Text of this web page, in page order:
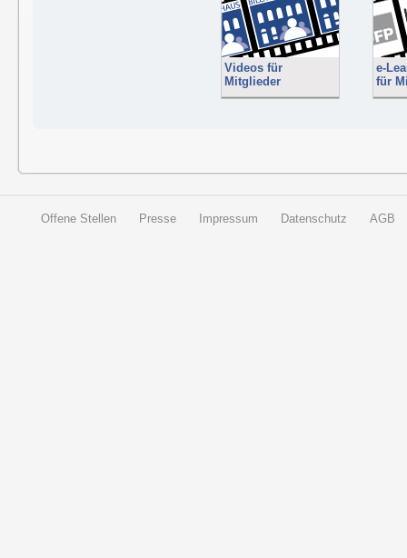
Videos für
Mitglieder
e-
für
Offene Stellen Presse Impressum Datenschutz AGB